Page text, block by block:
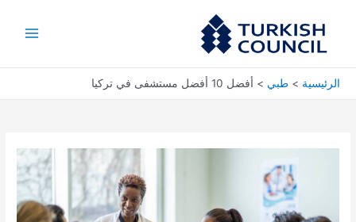
المحتوى
الرئيسية طبي أفضل 10 أفضل مستشفى في تركيا